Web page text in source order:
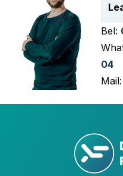
Bel:
04
Mail: